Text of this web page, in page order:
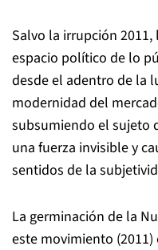
Salvo la irrupción
espacio político de lo
desde el adentro de la
modernidad del
subsumiendo el sujeto
una fuerza invisible y
sentidos de la
La germinación de la
este movimiento